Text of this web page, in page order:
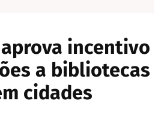
incentivo
a bibliotecas
cidades